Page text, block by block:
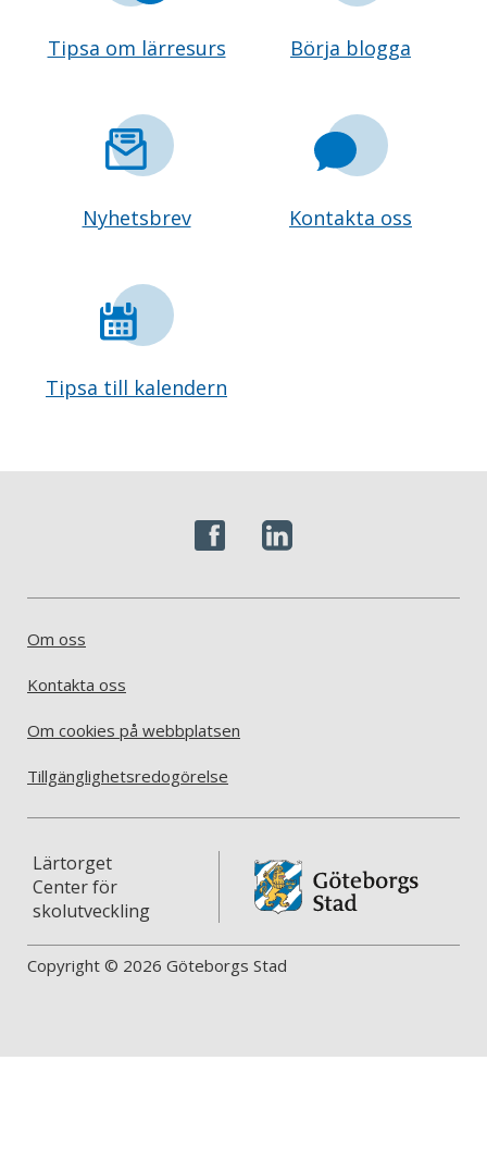
Tipsa om lärresurs Börja blogga
Nyhetsbrev Kontakta oss
Tipsa till kalendern
Om oss
Kontakta oss
Om cookies på webbplatsen
Tillgänglighetsredogörelse
Lärtorget
Center för
skolutveckling
Copyright © 2026 Göteborgs Stad